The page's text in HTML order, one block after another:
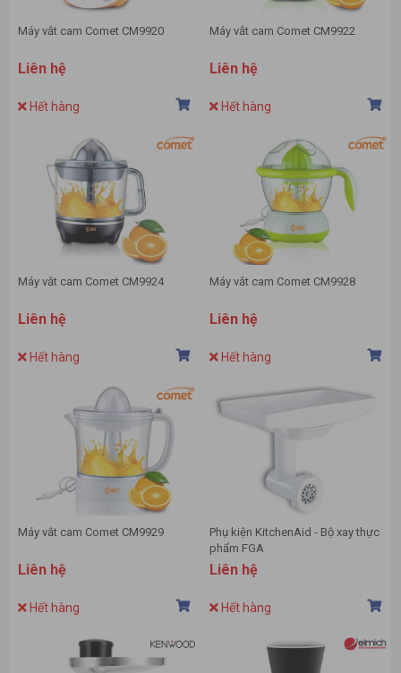
Máy vắt cam Comet CM9920
Liên hệ
Hết hàng
Máy vắt cam Comet CM9922
Liên hệ
Hết hàng
Máy vắt cam Comet CM9924
Liên hệ
Hết hàng
Máy vắt cam Comet CM9928
Liên hệ
Hết hàng
Máy vắt cam Comet CM9929
Liên hệ
Hết hàng
Phụ kiện KitchenAid - Bộ xay thực
phẩm FGA
Liên hệ
Hết hàng